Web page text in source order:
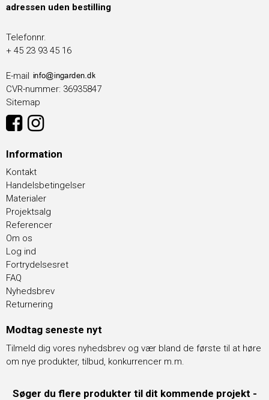
adressen uden bestilling
Telefonnr.
+ 45 23 93 45 16
E-mail
CVR-nummer: 36935847
Sitemap
Information
Kontakt
Handelsbetingelser
Materialer
Projektsalg
Referencer
Om os
Log ind
Fortrydelsesret
FAQ
Nyhedsbrev
Returnering
Modtag seneste nyt
Tilmeld dig vores nyhedsbrev og vær bland de første til at høre
om nye produkter, tilbud, konkurrencer m.m.
Søger du flere produkter til dit kommende projekt -